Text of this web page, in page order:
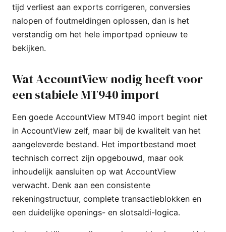
tijd verliest aan exports corrigeren, conversies
nalopen of foutmeldingen oplossen, dan is het
verstandig om het hele importpad opnieuw te
bekijken.
Wat AccountView nodig heeft voor
een stabiele MT940 import
Een goede AccountView MT940 import begint niet
in AccountView zelf, maar bij de kwaliteit van het
aangeleverde bestand. Het importbestand moet
technisch correct zijn opgebouwd, maar ook
inhoudelijk aansluiten op wat AccountView
verwacht. Denk aan een consistente
rekeningstructuur, complete transactieblokken en
een duidelijke openings- en slotsaldi-logica.